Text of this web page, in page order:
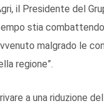
il Presidente del
stia
malgrado le
regione”.
a una riduzione